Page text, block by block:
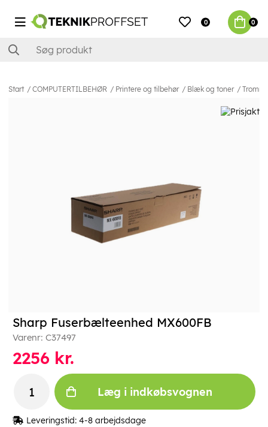
0 0
Start COMPUTERTILBEHØR Printere og tilbehør Blæk og toner
Sharp Fuserbælteenhed MX600FB
Varenr: C37497
2256 kr.
Læg i indkøbsvognen
Leveringstid: 4-8 arbejdsdage